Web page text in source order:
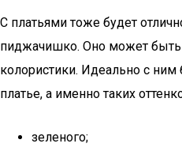
С платьями тоже будет
пиджачишко. Оно может
колористики. Идеально с ним
платье, а именно таких
зеленого;